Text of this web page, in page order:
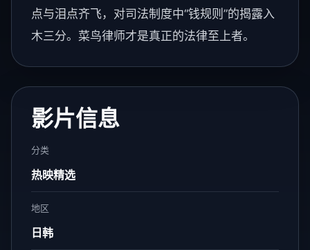
点与泪点齐飞，对司法制度中“钱规则”的揭露入
木三分。菜鸟律师才是真正的法律至上者。
影片信息
分类
热映精选
地区
日韩